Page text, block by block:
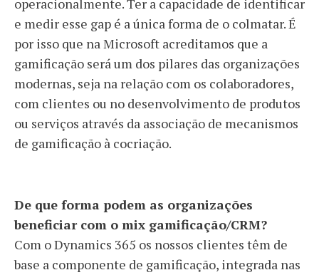
operacionalmente. Ter a capacidade de identificar
e medir esse gap é a única forma de o colmatar. É
por isso que na Microsoft acreditamos que a
gamificação será um dos pilares das organizações
modernas, seja na relação com os colaboradores,
com clientes ou no desenvolvimento de produtos
ou serviços através da associação de mecanismos
de gamificação à cocriação.
De que forma podem as organizações
beneficiar com o mix gamificação/CRM?
Com o Dynamics 365 os nossos clientes têm de
base a componente de gamificação, integrada nas